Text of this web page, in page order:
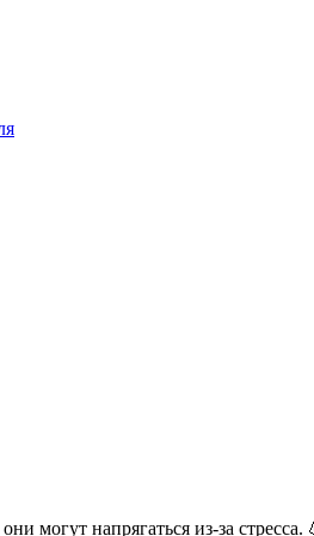
могут напрягаться из-за